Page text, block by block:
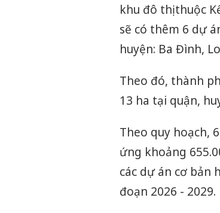
khu đô thị thuộc
sẽ có thêm 6 dự
huyện: Ba Đình,
Theo đó, thành
13 ha tại quận,
Theo quy hoạch,
ứng khoảng
các dự án cơ bản
đoạn 2026 - 2029.